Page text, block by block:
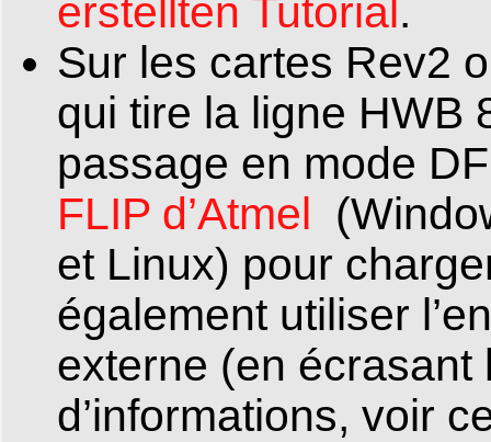
erstellten Tutorial.
Sur les cartes Rev2
qui tire la ligne HWB
passage en mode
FLIP d’Atmel
et Linux) pour
également utiliser
externe (en écrasant
d’informations, voir